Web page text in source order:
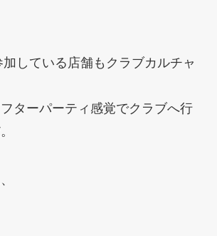
している店舗もクラブカルチャ
ターパーティ感覚でクラブへ行